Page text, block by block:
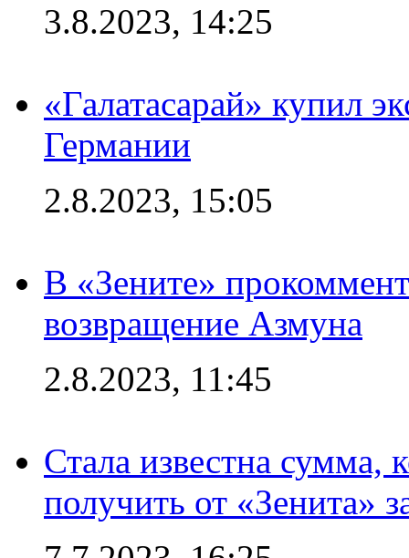
3.8.2023, 14:25
«Галатасарай» купил
Германии
2.8.2023, 15:05
В «Зените»
возвращение Азмуна
2.8.2023, 11:45
Стала известна сумма,
получить от «Зенита»